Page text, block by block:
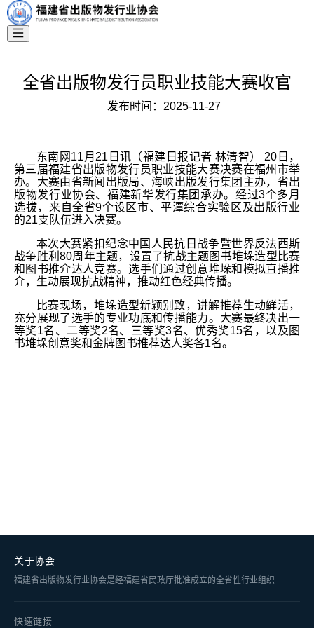
全省出版物发行员职业技能大赛收官
发布时间： 2025-11-27
东南网11月21日讯（福建日报记者 林清智） 20日，
第三届福建省出版物发行员职业技能大赛决赛在福州市举
办。大赛由省新闻出版局、海峡出版发行集团主办，省出
版物发行业协会、福建新华发行集团承办。经过3个多月
选拔，来自全省9个设区市、平潭综合实验区及出版行业
的21支队伍进入决赛。
本次大赛紧扣纪念中国人民抗日战争暨世界反法西斯
战争胜利80周年主题，设置了抗战主题图书堆垛造型比赛
和图书推介达人竞赛。选手们通过创意堆垛和模拟直播推
介，生动展现抗战精神，推动红色经典传播。
比赛现场，堆垛造型新颖别致，讲解推荐生动鲜活，
充分展现了选手的专业功底和传播能力。大赛最终决出一
等奖1名、二等奖2名、三等奖3名、优秀奖15名，以及图
书堆垛创意奖和金牌图书推荐达人奖各1名。
关于协会
福建省出版物发行业协会是经福建省民政厅批准成立的全省性行业组织
快速链接